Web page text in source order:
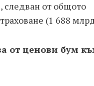
следван от общото
(1 688
от ценови бум